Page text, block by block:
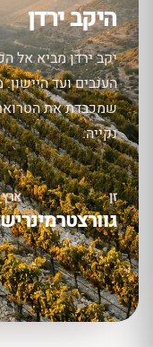
היקב ירדן
יקב ירדן מביא אל
הענבים ועד
שמכבדת את הטרואר
נקייה.
זן
גוורצטרמינר
ארץ